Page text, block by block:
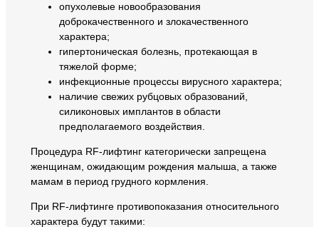
опухолевые новообразования
доброкачественного и злокачественного
характера;
гипертоническая болезнь, протекающая в
тяжелой форме;
инфекционные процессы вирусного характера;
наличие свежих рубцовых образований,
силиконовых имплантов в области
предполагаемого воздействия.
Процедура RF-лифтинг категорически запрещена
женщинам, ожидающим рождения малыша, а также
мамам в период грудного кормления.
При RF-лифтинге противопоказания относительного
характера будут такими: